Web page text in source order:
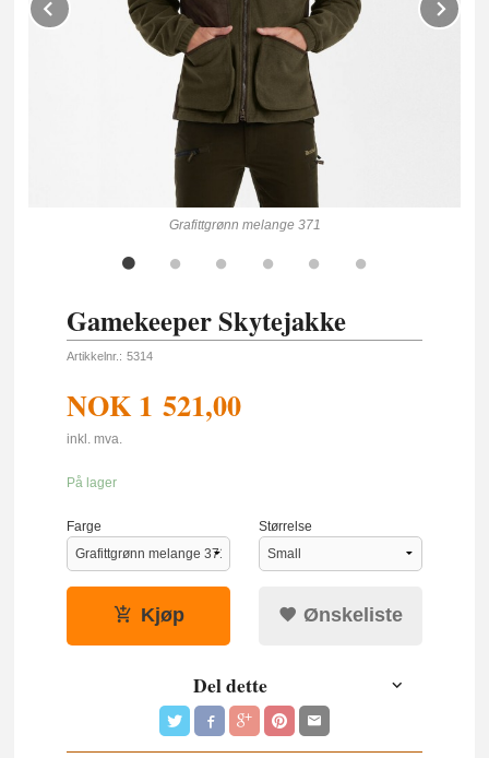
Grafittgrønn melange 371
Prev
Gamekeeper Skytejakke
Artikkelnr.: 5314
NOK 1 521,00
inkl. mva.
På lager
Farge Størrelse
Kjøp Ønskeliste
Del dette